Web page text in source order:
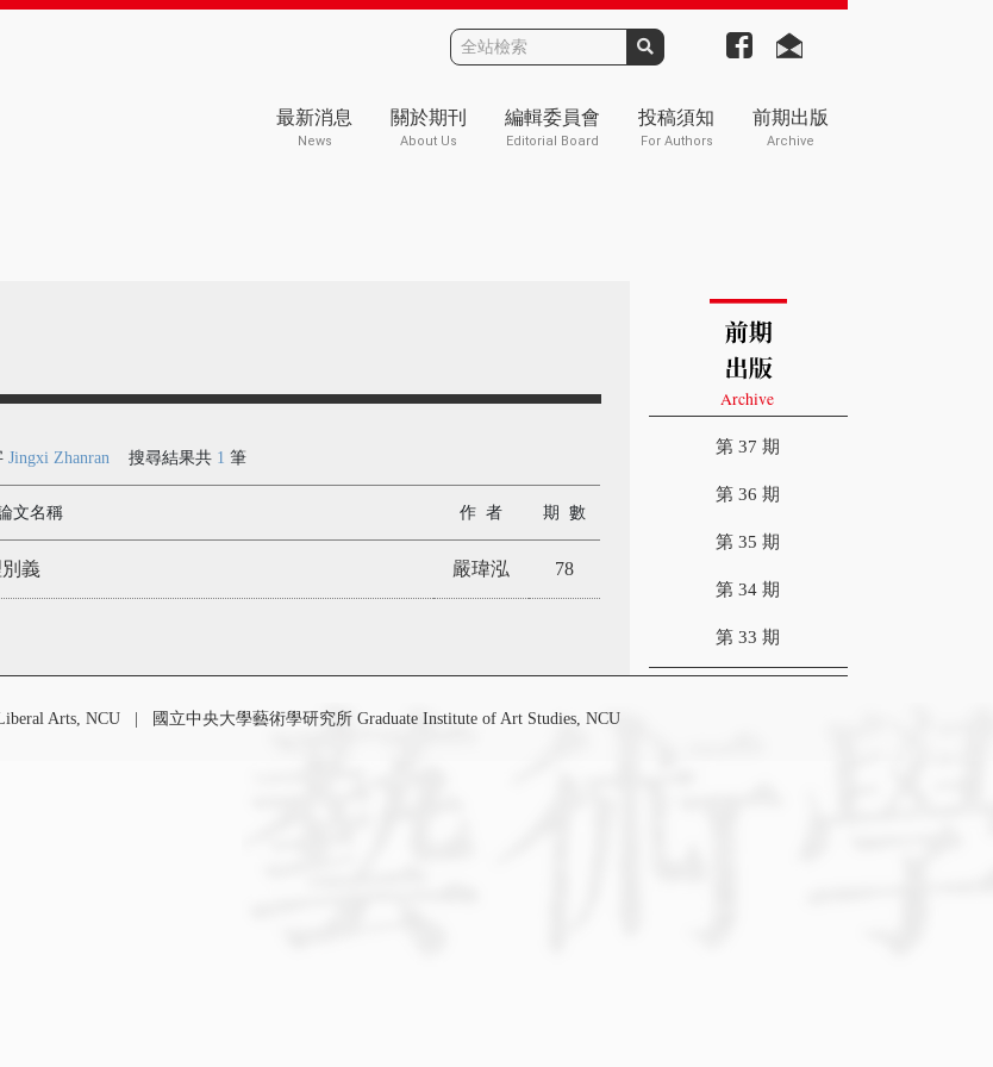
最新消息
News
關於期刊
About Us
編輯委員會
Editorial Board
投稿須知
For Authors
前期出版
Archive
Jingxi Zhanran 搜尋結果共 1 筆
文名稱 作 者 期 數
義 嚴瑋泓 78
第 37 期
第 36 期
第 35 期
第 34 期
第 33 期
Arts, NCU | 國立中央大學藝術學研究所 Graduate Institute of Art Studies, NCU